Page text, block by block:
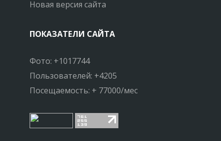
Новая версия сайта
ПОКАЗАТЕЛИ САЙТА
Фото: +1017744
Пользователей: +4205
Посещаемость: + 77000/мес